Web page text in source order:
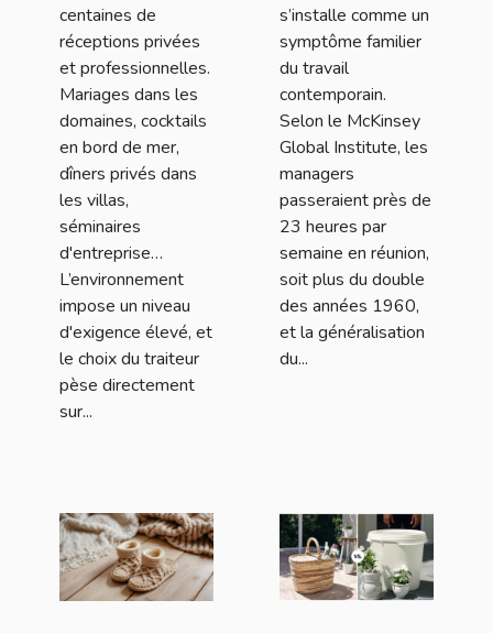
centaines de
réceptions privées
et professionnelles.
Mariages dans les
domaines, cocktails
en bord de mer,
dîners privés dans
les villas,
séminaires
d'entreprise…
L’environnement
impose un niveau
d'exigence élevé, et
le choix du traiteur
pèse directement
sur...
s’installe comme un
symptôme familier
du travail
contemporain.
Selon le McKinsey
Global Institute, les
managers
passeraient près de
23 heures par
semaine en réunion,
soit plus du double
des années 1960,
et la généralisation
du...